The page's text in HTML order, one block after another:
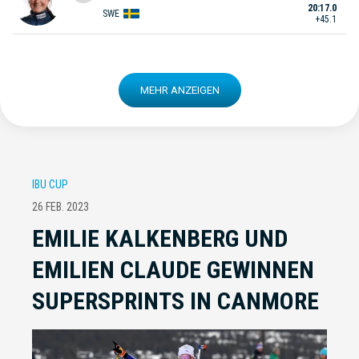
SWE
20:17.0
+45.1
MEHR ANZEIGEN
IBU CUP
26 FEB. 2023
EMILIE KALKENBERG UND
EMILIEN CLAUDE GEWINNEN
SUPERSPRINTS IN CANMORE